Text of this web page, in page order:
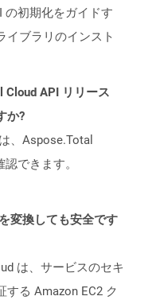
の初期化をガイドす
イブラリのインスト
Cloud API リリース
か?
、Aspose.Total
できます。
変換しても安全です
は、サービスのセキ
する Amazon EC2 ク